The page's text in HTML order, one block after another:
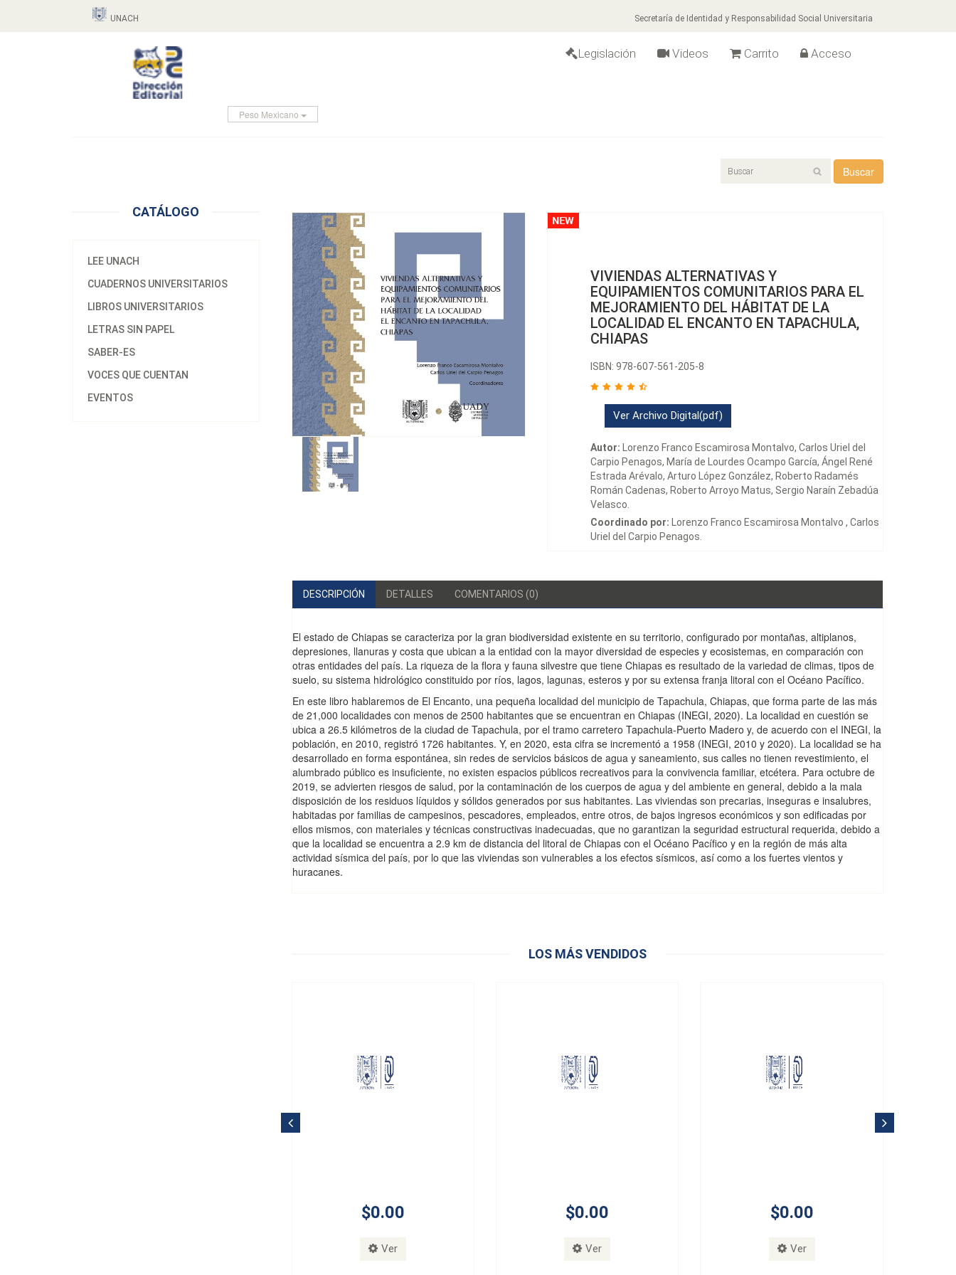
UNACH Secretaría de Identidad y Responsabilidad Social Universitaria
Peso Mexicano
Legislación Videos Carrito Acceso
Buscar
CATÁLOGO
LEE UNACH
CUADERNOS UNIVERSITARIOS
LIBROS UNIVERSITARIOS
LETRAS SIN PAPEL
SABER-ES
VOCES QUE CUENTAN
EVENTOS
VIVIENDAS ALTERNATIVAS Y
EQUIPAMIENTOS COMUNITARIOS PARA EL
MEJORAMIENTO DEL HÁBITAT DE LA
LOCALIDAD EL ENCANTO EN TAPACHULA,
CHIAPAS
ISBN: 978-607-561-205-8
Ver Archivo Digital(pdf)
Autor: Lorenzo Franco Escamirosa Montalvo, Carlos Uriel del
Carpio Penagos, María de Lourdes Ocampo García, Ángel René
Estrada Arévalo, Arturo López González, Roberto Radamés
Román Cadenas, Roberto Arroyo Matus, Sergio Naraín Zebadúa
Velasco.
Coordinado por: Lorenzo Franco Escamirosa Montalvo , Carlos
Uriel del Carpio Penagos.
DESCRIPCIÓN DETALLES COMENTARIOS (0)
El estado de Chiapas se caracteriza por la gran biodiversidad existente en su territorio, configurado por montañas, altiplanos,
depresiones, llanuras y costa que ubican a la entidad con la mayor diversidad de especies y ecosistemas, en comparación con
otras entidades del país. La riqueza de la flora y fauna silvestre que tiene Chiapas es resultado de la variedad de climas, tipos de
suelo, su sistema hidrológico constituido por ríos, lagos, lagunas, esteros y por su extensa franja litoral con el Océano Pacífico.
En este libro hablaremos de El Encanto, una pequeña localidad del municipio de Tapachula, Chiapas, que forma parte de las más
de 21,000 localidades con menos de 2500 habitantes que se encuentran en Chiapas (INEGI, 2020). La localidad en cuestión se
ubica a 26.5 kilómetros de la ciudad de Tapachula, por el tramo carretero Tapachula-Puerto Madero y, de acuerdo con el INEGI, la
población, en 2010, registró 1726 habitantes. Y, en 2020, esta cifra se incrementó a 1958 (INEGI, 2010 y 2020). La localidad se ha
desarrollado en forma espontánea, sin redes de servicios básicos de agua y saneamiento, sus calles no tienen revestimiento, el
alumbrado público es insuficiente, no existen espacios públicos recreativos para la convivencia familiar, etcétera. Para octubre de
2019, se advierten riesgos de salud, por la contaminación de los cuerpos de agua y del ambiente en general, debido a la mala
disposición de los residuos líquidos y sólidos generados por sus habitantes. Las viviendas son precarias, inseguras e insalubres,
habitadas por familias de campesinos, pescadores, empleados, entre otros, de bajos ingresos económicos y son edificadas por
ellos mismos, con materiales y técnicas constructivas inadecuadas, que no garantizan la seguridad estructural requerida, debido a
que la localidad se encuentra a 2.9 km de distancia del litoral de Chiapas con el Océano Pacífico y en la región de más alta
actividad sísmica del país, por lo que las viviendas son vulnerables a los efectos sísmicos, así como a los fuertes vientos y
huracanes.
LOS MÁS VENDIDOS
$0.00
Ver
$0.00
Ver
$0.00
Ver